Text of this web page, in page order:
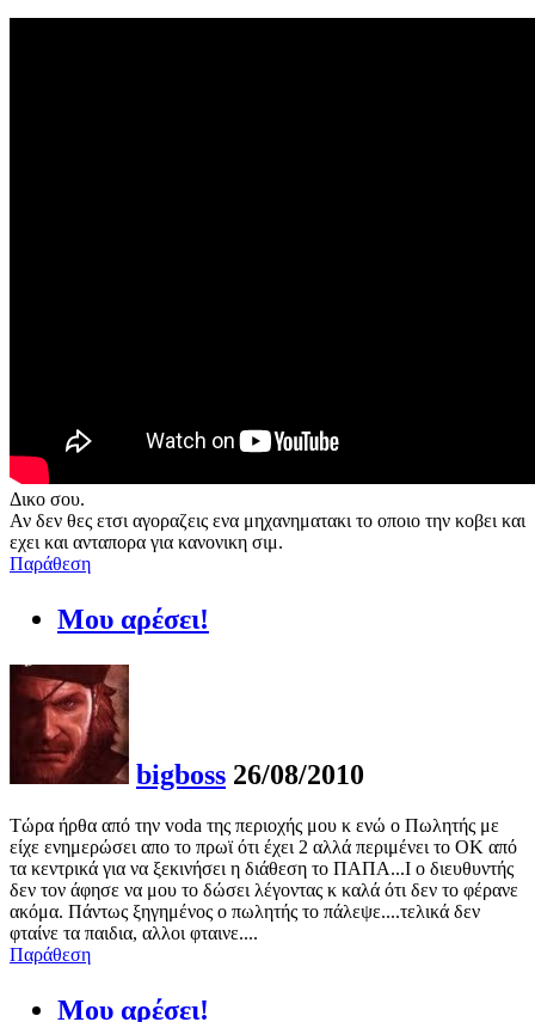
Δικο σου.
Αν δεν θες ετσι αγοραζεις ενα μηχανηματακι το οποιο την κοβει και
εχει και ανταπορα για κανονικη σιμ.
Παράθεση
Μου αρέσει!
bigboss 26/08/2010
Τώρα ήρθα από την voda της περιοχής μου κ ενώ ο Πωλητής με
είχε ενημερώσει απο το πρωϊ ότι έχει 2 αλλά περιμένει το ΟΚ από
τα κεντρικά για να ξεκινήσει η διάθεση το ΠΑΠΑ...Ι ο διευθυντής
δεν τον άφησε να μου το δώσει λέγοντας κ καλά ότι δεν το φέρανε
ακόμα. Πάντως ξηγημένος ο πωλητής το πάλεψε....τελικά δεν
φταίνε τα παιδια, αλλοι φταινε....
Παράθεση
Μου αρέσει!